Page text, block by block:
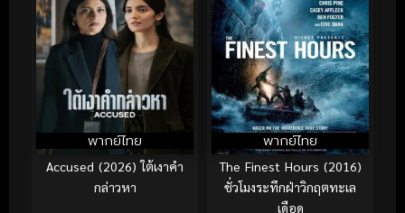
พากย์ไทย
Accused (2026) ใต้เงาคำ
กล่าวหา
พากย์ไทย
The Finest Hours (2016)
ชั่วโมงระทึกฝ่าวิกฤตทะเล
เดือด